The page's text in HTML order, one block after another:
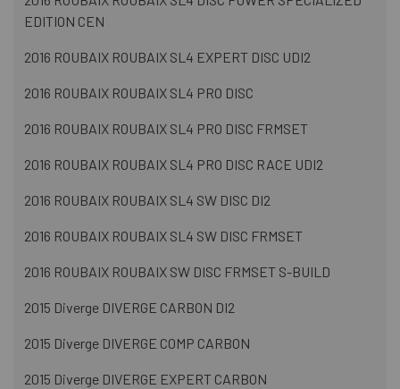
EDITION CEN
2016 ROUBAIX ROUBAIX SL4 EXPERT DISC UDI2
2016 ROUBAIX ROUBAIX SL4 PRO DISC
2016 ROUBAIX ROUBAIX SL4 PRO DISC FRMSET
2016 ROUBAIX ROUBAIX SL4 PRO DISC RACE UDI2
2016 ROUBAIX ROUBAIX SL4 SW DISC DI2
2016 ROUBAIX ROUBAIX SL4 SW DISC FRMSET
2016 ROUBAIX ROUBAIX SW DISC FRMSET S-BUILD
2015 Diverge DIVERGE CARBON DI2
2015 Diverge DIVERGE COMP CARBON
2015 Diverge DIVERGE EXPERT CARBON